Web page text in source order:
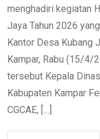
menghadiri kegiatan
Jaya Tahun 2026
Kantor Desa Kubang
Kampar, Rabu (15/4/
tersebut Kepala
Kabupaten Kampar
CGCAE, […]